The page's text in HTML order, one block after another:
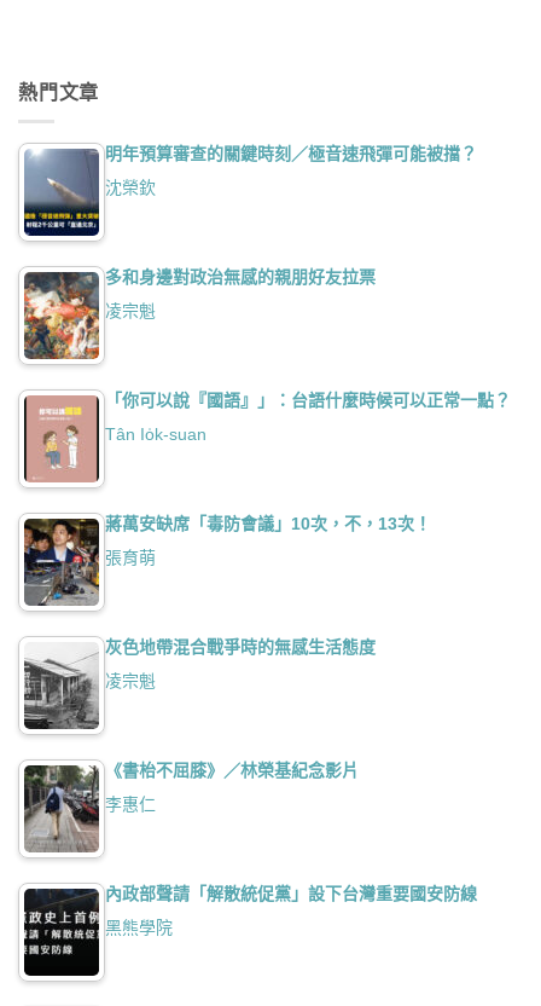
熱門文章
明年預算審查的關鍵時刻／極音速飛彈可能被擋？
沈榮欽
多和身邊對政治無感的親朋好友拉票
凌宗魁
「你可以說『國語』」：台語什麼時候可以正常一點？
Tân Io̍k-suan
蔣萬安缺席「毒防會議」10次，不，13次！
張育萌
灰色地帶混合戰爭時的無感生活態度
凌宗魁
《書枱不屈膝》／林榮基紀念影片
李惠仁
內政部聲請「解散統促黨」設下台灣重要國安防線
黑熊學院